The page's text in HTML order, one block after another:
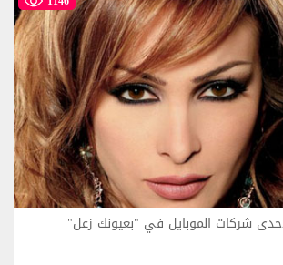
شركات الموبايل في "بعيونك زعل"